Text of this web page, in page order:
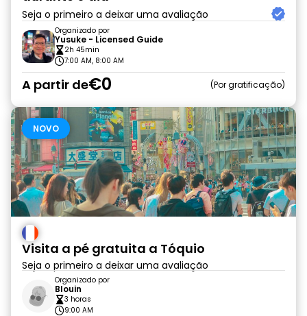
Seja o primeiro a deixar uma avaliação
Organizado por
Yusuke - Licensed Guide
2h 45min
7:00 AM, 8:00 AM
A partir de€0 Por gratificação
NOVO
Visita a pé gratuita a Tóquio
Seja o primeiro a deixar uma avaliação
Organizado por
Blouin
3 horas
9:00 AM